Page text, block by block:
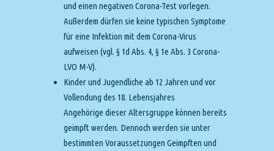
und einen negativen Corona-Test vorlegen.
Außerdem dürfen sie keine typischen Symptome
für eine Infektion mit dem Corona-Virus
aufweisen (vgl. § 1d Abs. 4, § 1e Abs. 3 Corona-
LVO M-V).
Kinder und Jugendliche ab 12 Jahren und vor
Vollendung des 18. Lebensjahres
Angehörige dieser Altersgruppe können bereits
geimpft werden. Dennoch werden sie unter
bestimmten Voraussetzungen Geimpften und